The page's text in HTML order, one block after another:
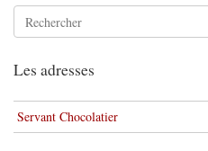
Les adresses
Servant Chocolatier